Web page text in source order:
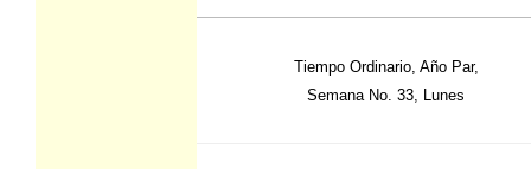
Tiempo Ordinario, Año Par,
Semana No. 33, Lunes